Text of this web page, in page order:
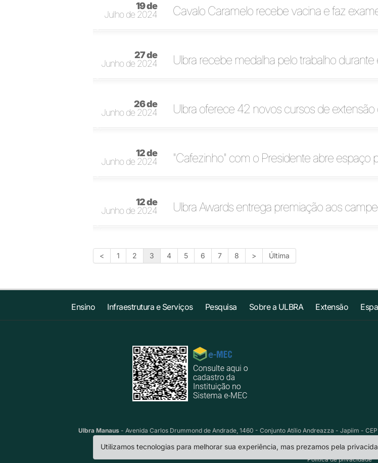
19 de
Julho de 2024
Cavalo Caramelo recebe vacina e faz
27 de
Junho de 2024
Ulbra recebe medalha pelo trabalho
26 de
Junho de 2024
Ulbra oferece 42 novos cursos de
12 de
Junho de 2024
"Cafezinho" com o Presidente abre espaço
12 de
Junho de 2024
Ulbra Awards entrega premiação aos
< 1 2 3 4 5 6 7 8 > Última
Ensino Infraestrutura e Serviços Pesquisa Sobre a ULBRA Extensão
Ulbra Manaus - Avenida Carlos Drummond de Andrade, 1460 - Conjunto Atílio Andreazza - Japiim -
Política de privacidade
Utilizamos tecnologias para melhorar sua experiência, mas prezamos pela